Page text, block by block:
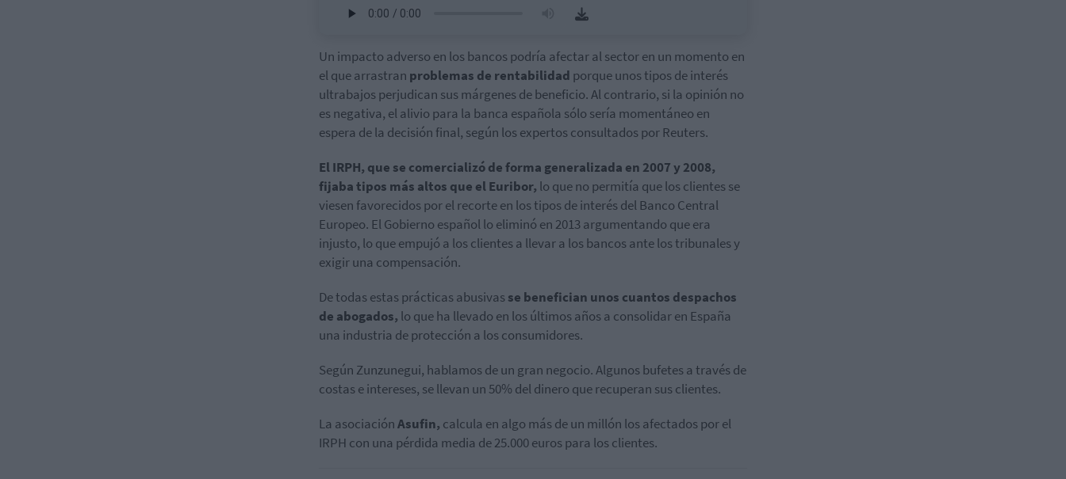
Un impacto adverso en los bancos podría afectar al sector en un momento en
el que arrastran problemas de rentabilidad porque unos tipos de interés
ultrabajos perjudican sus márgenes de beneficio. Al contrario, si la opinión no
es negativa, el alivio para la banca española sólo sería momentáneo en
espera de la decisión final, según los expertos consultados por Reuters.
El IRPH, que se comercializó de forma generalizada en 2007 y 2008,
fijaba tipos más altos que el Euribor, lo que no permitía que los clientes se
viesen favorecidos por el recorte en los tipos de interés del Banco Central
Europeo. El Gobierno español lo eliminó en 2013 argumentando que era
injusto, lo que empujó a los clientes a llevar a los bancos ante los tribunales y
exigir una compensación.
De todas estas prácticas abusivasse benefician unos cuantos despachos
de abogados, lo que ha llevado en los últimos años a consolidar en España
una industria de protección a los consumidores.
Según Zunzunegui, hablamos de un gran negocio. Algunos bufetes a través de
costas e intereses, se llevan un 50% del dinero que recuperan sus clientes.
La asociaciónAsufin, calcula en algo más de un millón los afectados por el
IRPH con una pérdida media de 25.000 euros para los clientes.